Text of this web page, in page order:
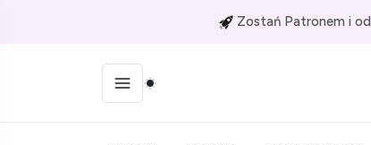
Zostań Patronem i